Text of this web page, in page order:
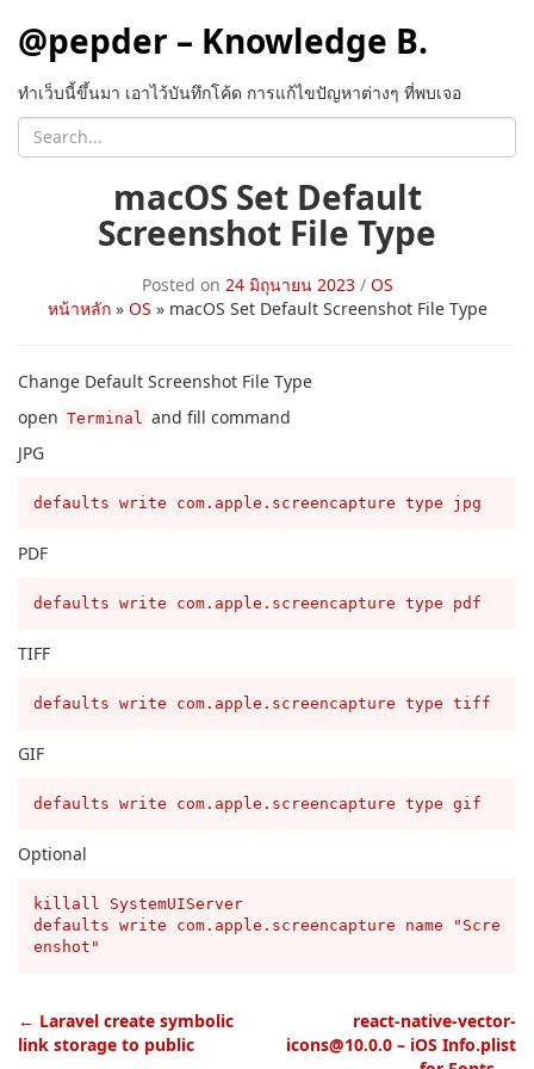
@pepder – Knowledge B.
ทำเว็บนี้ขึ้นมา เอาไว้บันทึกโค้ด การแก้ไขปัญหาต่างๆ ที่พบเจอ
macOS Set Default
Screenshot File Type
Posted on 24 มิถุนายน 2023/ OS
หน้าหลัก» OS » macOS Set Default Screenshot File Type
Change Default Screenshot File Type
open Terminal and fill command
JPG
defaults write com.apple.screencapture type jpg
PDF
defaults write com.apple.screencapture type pdf
TIFF
defaults write com.apple.screencapture type tiff
GIF
defaults write com.apple.screencapture type gif
Optional
killall SystemUIServer
defaults write com.apple.screencapture name "Scre
← Laravel create symbolic
link storage to public
react-native-vector-
icons@10.0.0 – iOS Info.plist